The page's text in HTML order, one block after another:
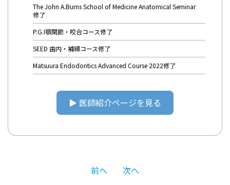
The John A.Burns School of Medicine Anatomical Seminar
修了
P.G.I顎関節・咬合コース修了
SEED 歯内・補綴コース修了
Matsuura Endodontics Advanced Course 2022修了
▶︎ 医師紹介ページを見る
投
前へ 次へ